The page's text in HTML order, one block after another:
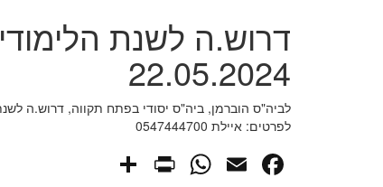
דרוש.ה לשנת
22.05.2024
לביה"ס הוברמן, ביה"ס יסודי בפתח תקווה, דרוש.ה
לפרטים: איילת 0547444700
Facebook
Email
WhatsApp
PrintFriendly